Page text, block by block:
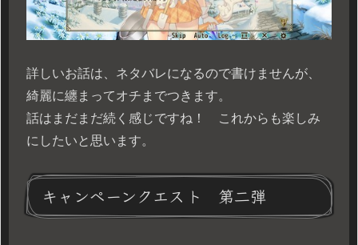
詳しいお話は、ネタバレになるので書けませんが、
綺麗に纏まってオチまでつきます。
話はまだまだ続く感じですね！ これからも楽しみ
にしたいと思います。
キャンペーンクエスト 第二弾